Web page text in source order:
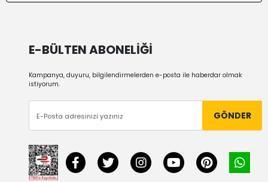
E-BÜLTEN ABONELİĞİ
Kampanya, duyuru, bilgilendirmelerden e-posta ile haberdar olmak
istiyorum.
GÖNDER